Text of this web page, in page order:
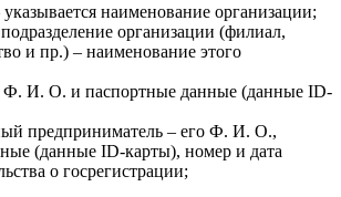
наименование организации;
организации (филиал,
и пр.) – наименование этого
Ф. И. О. и паспортные данные (данные ID-
предприниматель – его Ф. И. О.,
(данные ID-карты), номер и дата
о госрегистрации;